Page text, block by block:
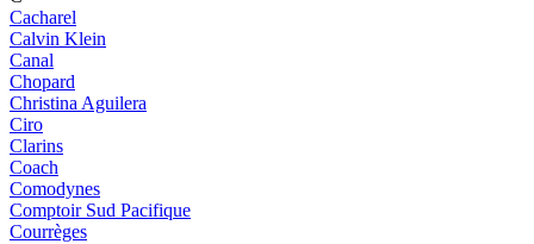
Cacharel
Calvin Klein
Canal
Chopard
Christina Aguilera
Ciro
Clarins
Coach
Comodynes
Comptoir Sud Pacifique
Courrèges